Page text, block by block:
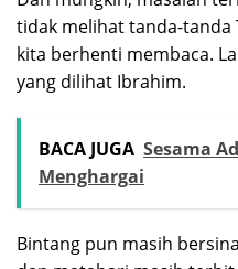
tidak melihat tanda-tanda
kita berhenti membaca.
yang dilihat Ibrahim.
BACA JUGA Sesama
Menghargai
Bintang pun masih